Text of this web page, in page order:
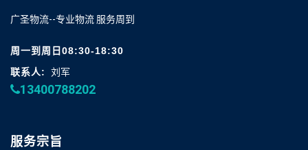
广圣物流--专业物流 服务周到
周一到周日08:30-18:30
联系人:
刘军
13400788202
服务宗旨